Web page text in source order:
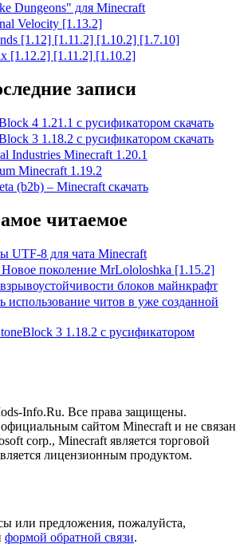
Dungeons" для Minecraft
Velocity [1.13.2]
[1.12] [1.11.2] [1.10.2] [1.7.10]
[1.12.2] [1.11.2] [1.10.2]
записи
4 1.21.1 с русификатором скачать
3 1.18.2 с русификатором скачать
Industries Minecraft 1.20.1
Minecraft 1.19.2
(b2b) – Minecraft скачать
читаемое
UTF-8 для чата Minecraft
поколение MrLololoshka [1.15.2]
блоков майнкрафт
использование читов в уже созданной
3 1.18.2 с русификатором
Info.Ru. Все права защищены.
официальным сайтом Minecraft и не связан
corp., Minecraft является торговой
лицензионным продуктом.
или предложения, пожалуйста,
формой обратной связи.